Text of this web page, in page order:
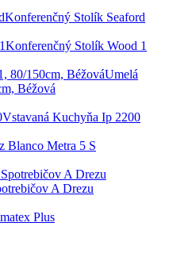
Konferenčný Stolík Seaford
Konferenčný Stolík Wood 1
Umelá
Béžová
Vstavaná Kuchyňa Ip 2200
Blanco Metra 5 S
A Drezu
Plus